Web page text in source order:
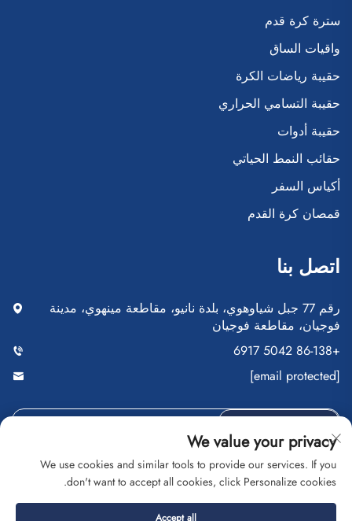
سترة كرة قدم
واقيات الساق
حقيبة رياضات الكرة
حقيبة التسامي الحراري
حقيبة أدوات
حقائب النمط الحياتي
أكياس السفر
قمصان كرة القدم
اتصل بنا
رقم 77 جبل شياوهوي، بلدة نانيو، مقاطعة مينهوي، مدينة
فوجيان، مقاطعة فوجيان
+86-138 5042 6917
[email protected]
حقوق النشر © شركة فوجيان سايبلانغ للتجارة المحدودة. جميع
We value your privacy
We use cookies and similar tools to provide our services. If you
don't want to accept all cookies, click Personalize cookies.
Accept all